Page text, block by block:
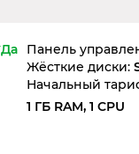
Да
Панель
Жёсткие диски:
Начальный
1 ГБ RAM, 1 CPU